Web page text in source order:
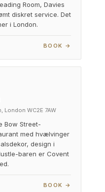
Room, Davies
diskret service. Det
i London.
BOOK →
London WC2E 7AW
Bow Street-
med hvælvinger
design i
baren er Covent
BOOK →